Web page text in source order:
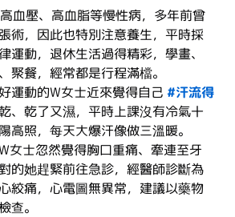
血壓、高血脂等慢性病，多年前曾
術，因此也特別注意養生，平時採
運動，退休生活過得精彩，學畫、
聚餐，經常都是行程滿檔。
運動的W女士近來覺得自己 #汗流得
、乾了又濕，平時上課沒有冷氣十
高照，每天大爆汗像做三溫暖。
女士忽然覺得胸口重痛、牽連至牙
的她趕緊前往急診，經醫師診斷為
絞痛，心電圖無異常，建議以藥物
查。